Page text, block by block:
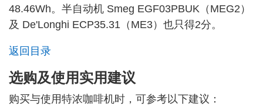
48.46Wh。半自动机 Smeg EGF03PBUK（MEG2）
及 De'Longhi ECP35.31（ME3）也只得2分。
返回目录
选购及使用实用建议
购买与使用特浓咖啡机时，可参考以下建议：